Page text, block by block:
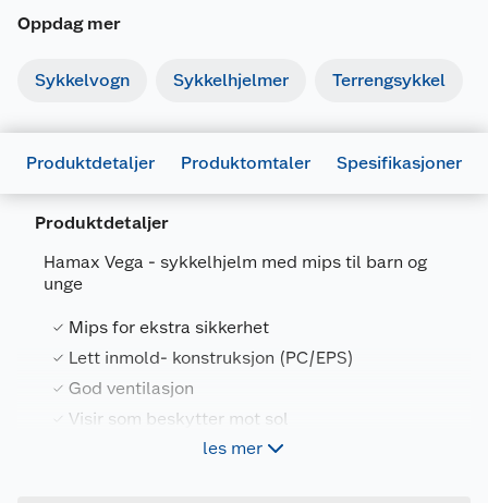
Oppdag mer
Sykkelvogn Sykkelhjelmer Terrengsykkel
Produktdetaljer Produktomtaler Spesifikasjoner
Produktdetaljer
Hamax Vega - sykkelhjelm med mips til barn og
unge
Mips for ekstra sikkerhet
Lett inmold- konstruksjon (PC/EPS)
God ventilasjon
Visir som beskytter mot sol
les mer
Artikkelnummer
Leverandørens artikkelnummer
Størrelse
Farge